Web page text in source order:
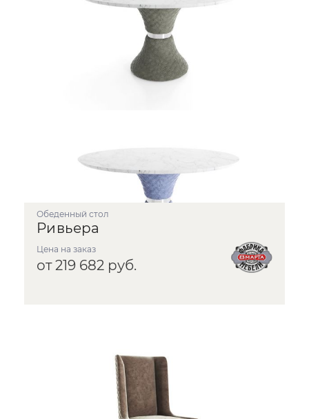
Обеденный стол
Ривьера
Цена на заказ
от 219 682 руб.